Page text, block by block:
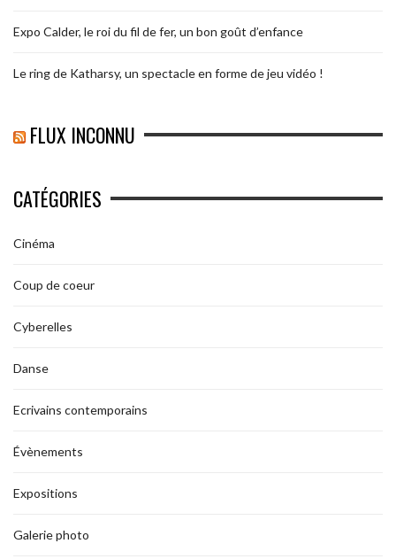
Expo Calder, le roi du fil de fer, un bon goût d’enfance
Le ring de Katharsy, un spectacle en forme de jeu vidéo !
FLUX INCONNU
CATÉGORIES
Cinéma
Coup de coeur
Cyberelles
Danse
Ecrivains contemporains
Évènements
Expositions
Galerie photo